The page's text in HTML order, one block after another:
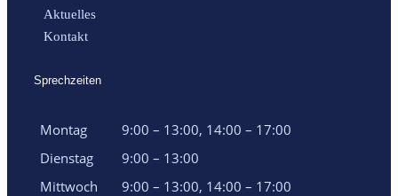
Aktuelles
Kontakt
Sprechzeiten
Montag
9:00 – 13:00, 14:00 – 17:00
Dienstag
9:00 – 13:00
Mittwoch
9:00 – 13:00, 14:00 – 17:00